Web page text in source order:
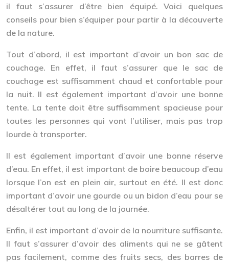
il faut s’assurer d’être bien équipé. Voici quelques
conseils pour bien s’équiper pour partir à la découverte
de la nature.
Tout d’abord, il est important d’avoir un bon sac de
couchage. En effet, il faut s’assurer que le sac de
couchage est suffisamment chaud et confortable pour
la nuit. Il est également important d’avoir une bonne
tente. La tente doit être suffisamment spacieuse pour
toutes les personnes qui vont l’utiliser, mais pas trop
lourde à transporter.
Il est également important d’avoir une bonne réserve
d’eau. En effet, il est important de boire beaucoup d’eau
lorsque l’on est en plein air, surtout en été. Il est donc
important d’avoir une gourde ou un bidon d’eau pour se
désaltérer tout au long de la journée.
Enfin, il est important d’avoir de la nourriture suffisante.
Il faut s’assurer d’avoir des aliments qui ne se gâtent
pas facilement, comme des fruits secs, des barres de